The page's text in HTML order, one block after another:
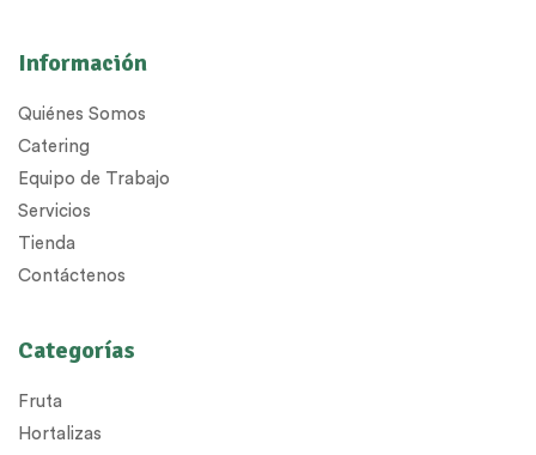
Información
Quiénes Somos
Catering
Equipo de Trabajo
Servicios
Tienda
Contáctenos
Categorías
Fruta
Hortalizas